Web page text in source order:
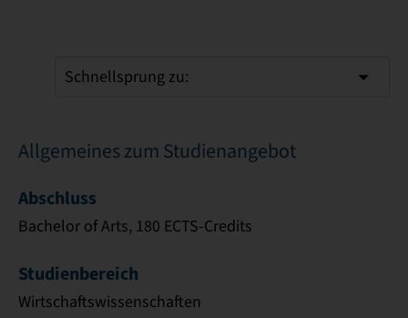
Schnellsprung zu:
Allgemeines zum Studienangebot
Abschluss
Bachelor of Arts, 180 ECTS-Credits
Studienbereich
Wirtschaftswissenschaften